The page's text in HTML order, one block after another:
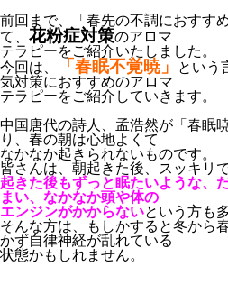
前回まで、「春先の不調におすす
て、 花粉症対策のアロマ
テラピーをご紹介いたしました。
今回は、
「春眠不覚暁」
という
気対策におすすめのアロマ
テラピーをご紹介していきます。
中国唐代の詩人、孟浩然が「春眠
り、春の朝は心地よくて
なかなか起きられないものです。
皆さんは、朝起きた後、スッキリ
起きた後もずっと眠たいような、
まい、なかなか頭や体の
エンジンがかからないという方も
そんな方は、もしかすると冬から
かず自律神経が乱れている
状態かもしれません。